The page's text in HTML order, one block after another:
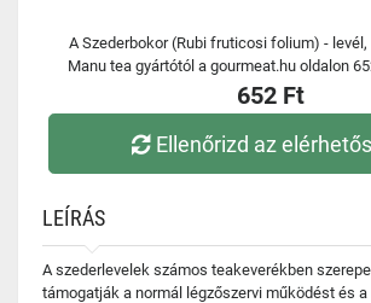
A Szederbokor (Rubi fruticosi folium) -
Manu tea gyártótól a gourmeat.hu oldalon
652 Ft
Ellenőrizd az
LEÍRÁS
A szederlevelek számos teakeverékben
támogatják a normál légzőszervi működést és a